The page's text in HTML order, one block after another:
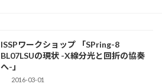
ISSPワークショップ 「SPring-8
BL07LSUの現状 -X線分光と回折の協奏
へ-」
2016-03-01